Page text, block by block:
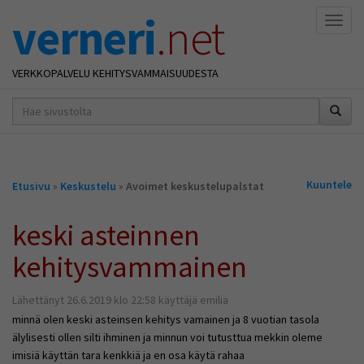
verneri.net
VERKKOPALVELU KEHITYSVAMMAISUUDESTA
hakusana(t)
Olet
Etusivu » Keskustelu » Avoimet keskustelupalstat Kuuntele
keski asteinnen
kehitysvammainen
Lähettänyt 26.6.2019 klo 22:58 käyttäjä emilia
minnä olen keski asteinsen kehitys vamainen ja 8 vuotian tasola
älylisesti ollen silti ihminen ja minnun voi tutusttua mekkin oleme
imisiä käyttän tara kenkkiä ja en osa käytä rahaa